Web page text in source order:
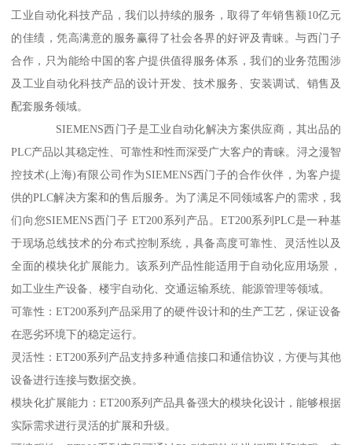
工业自动化科技产品，我们以持续的服务，取得了年销售额10亿元
的佳绩，凭高满意的服务赢得了社会各界的好评及青睐。与西门子
合作，只为能给中国的客户提供值得服务体系，我们的业务范围涉
及工业自动化科技产品的设计开发、技术服务、安装调试、销售及
配套服务领域。
SIEMENS西门子是工业自动化解决方案供应商，其出品的
PLC产品以其稳定性、可靠性和性而深受广大客户的青睐。浔之漫智
控技术(上海)有限公司作为SIEMENS西门子的合作伙伴，为客户提
供的PLC解决方案和的售后服务。为了满足不同领域客户的需求，我
们向您SIEMENS西门子 ET200系列产品。ET200系列PLC是一种基
于现场总线技术的分布式控制系统，具备高度可靠性、灵活性以及
全面的模块化扩展能力。该系列产品性能适用于自动化应用场景，
如工业生产设备、楼宇自动化、交通运输系统、能源管理等领域。
可靠性：ET200系列产品采用了的硬件设计和的生产工艺，保证设备
在恶劣环境下的稳定运行。
灵活性：ET200系列产品支持多种通信接口和通信协议，方便与其他
设备进行连接与数据交换。
模块化扩展能力：ET200系列产品具备强大的模块化设计，能够根据
实际需求进行灵活的扩展和升级。